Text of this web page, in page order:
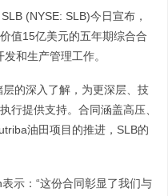
(NYSE: SLB)今日宣布，
值15亿美元的五年期综合合
和生产管理工作。
的深入了解，为更深层、技
行提供支持。合同涵盖高压、
油田项目的推进，SLB的
示：“这份合同彰显了我们与